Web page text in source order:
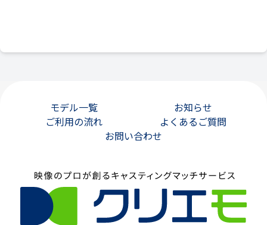
モデル一覧
お知らせ
ご利用の流れ
よくあるご質問
お問い合わせ